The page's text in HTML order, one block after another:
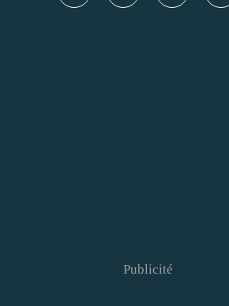
Publicité